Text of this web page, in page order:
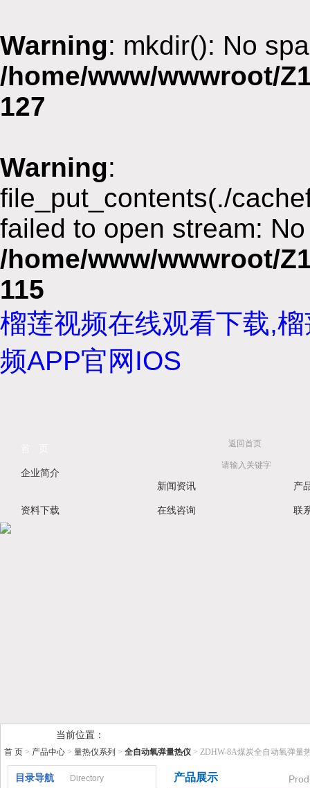
Warning: mkdir(): No
/home/www/wwwroot/
127
Warning:
file_put_contents(./
failed to open stream:
/home/www/wwwroot/
115
榴莲视频在线观看下载,
频APP官网IOS
鹤壁市榴莲视频在线观看下载仪器仪表有限公司
返回首页
企业简介
新闻资讯
产
资料下载 在线咨询 联
当前位置：
首 页 > 产品中心 > 量热仪系列 > 全自动氧弹量热仪 > ZDHW-8A煤炭全自动氧弹量
目录导航 Directory 产品展示